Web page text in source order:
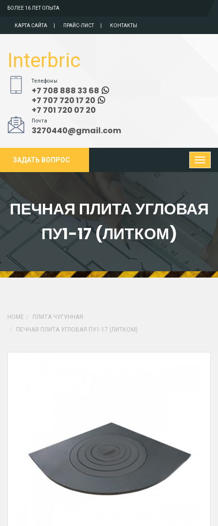
БОЛЕЕ 16 ЛЕТ ОПЫТА
КАРТА САЙТА ПРАЙС-ЛИСТ КОНТАКТЫ
Interbric
Телефоны
+7 708 888 33 68
+7 707 720 17 20
+7 701 720 07 20
Почта
3270440@gmail.com
ЗАДАТЬ ВОПРОС
ПЕЧНАЯ ПЛИТА УГЛОВАЯ
ПУ1-17 (ЛИТКОМ)
HOME
ПЛИТА ЧУГУННАЯ
ПЕЧНАЯ ПЛИТА УГЛОВАЯ ПУ1-17 (ЛИТКОМ)